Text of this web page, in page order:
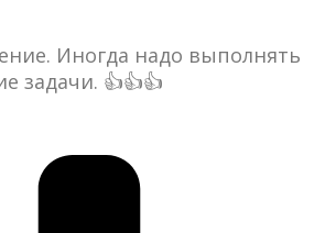
Иногда надо выполнять
задачи. 👍👍👍